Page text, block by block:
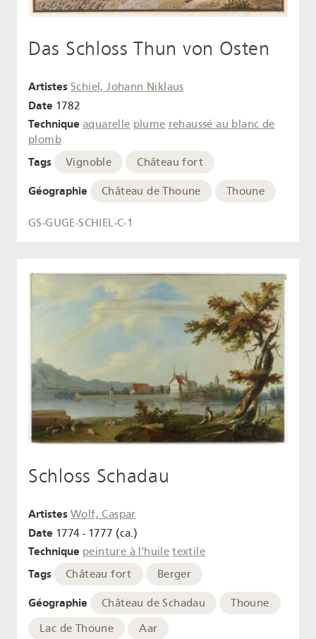
Das Schloss Thun von Osten
Artistes Schiel, Johann Niklaus
Date 1782
Technique aquarelle plume rehaussé au blanc de
plomb
Tags Vignoble Château fort
Géographie Château de Thoune Thoune
GS-GUGE-SCHIEL-C-1
Schloss Schadau
Artistes Wolf, Caspar
Date 1774 - 1777 (ca.)
Technique peinture à l'huile textile
Tags Château fort Berger
Géographie Château de Schadau
Thoune
Lac de Thoune
Aar